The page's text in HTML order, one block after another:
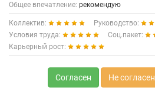
Общее впечатление: рекомендую
Коллектив:
Руководство:
Условия труда:
Соц.пакет:
Карьерный рост:
Согласен Не согласен